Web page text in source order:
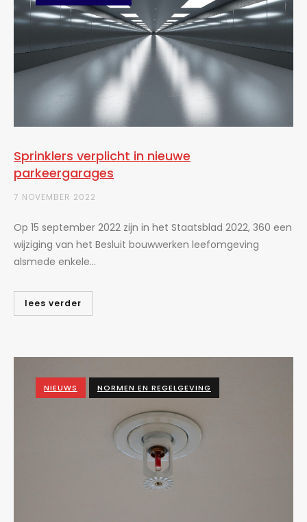
Sprinklers verplicht in nieuwe
parkeergarages
7 NOVEMBER 2022
Op 15 september 2022 zijn in het Staatsblad 2022, 360 een
wijziging van het Besluit bouwwerken leefomgeving
alsmede enkele...
lees verder
NIEUWS NORMEN EN REGELGEVING